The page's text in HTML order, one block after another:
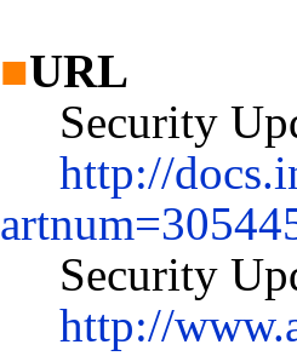
■URL
Security
http://
Security
http://